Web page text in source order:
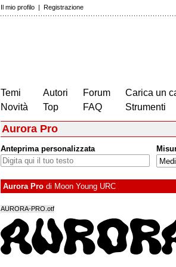
Il mio profilo | Registrazione
Temi
Novità
Autori
Top
Forum
FAQ
Carica un
Strumenti
Aurora Pro
Anteprima personalizzata
Aurora Pro di Moon Young URC
AURORA-PRO.otf